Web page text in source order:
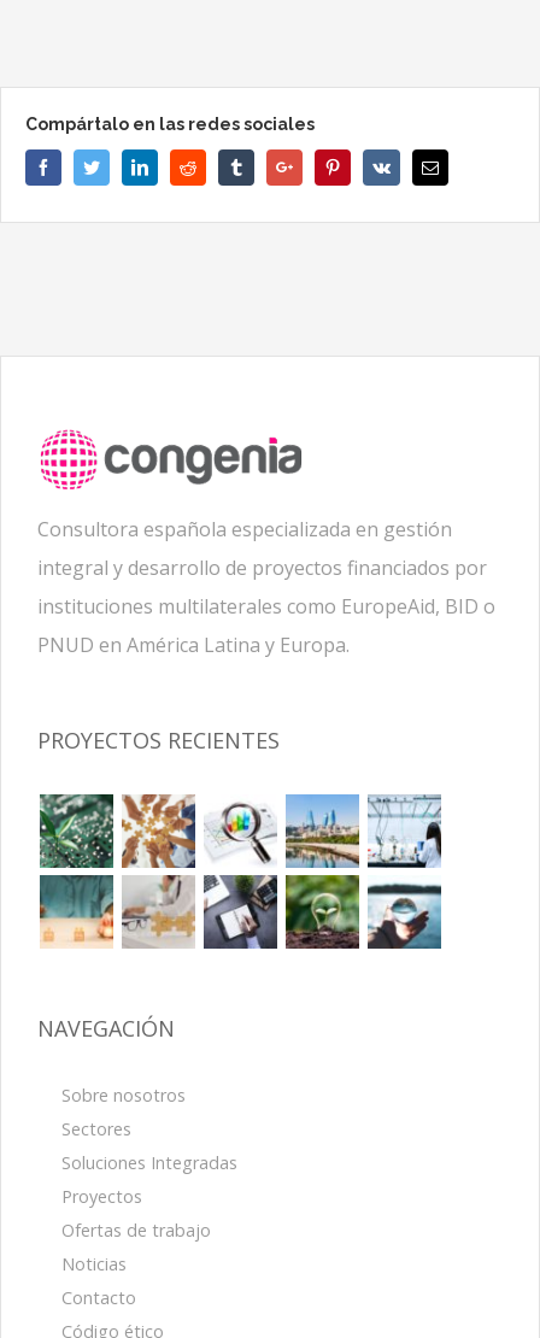
Compártalo en las redes sociales
FacebookTwitterLinkedinReddit TumblrGoogle+ PinterestVk Email
Consultora española especializada en gestión
integral y desarrollo de proyectos financiados por
instituciones multilaterales como EuropeAid, BID o
PNUD en América Latina y Europa.
PROYECTOS RECIENTES
NAVEGACIÓN
Sobre nosotros
Sectores
Soluciones Integradas
Proyectos
Ofertas de trabajo
Noticias
Contacto
Código ético